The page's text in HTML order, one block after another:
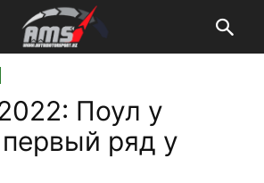
Поул у
ряд у